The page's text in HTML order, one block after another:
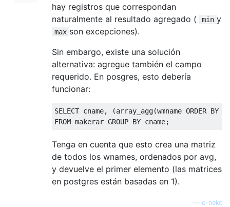
hay registros que correspondan
naturalmente al resultado agregado (
min y
max son excepciones).
Sin embargo, existe una solución
alternativa: agregue también el campo
requerido. En posgres, esto debería
funcionar:
SELECT cname, (array_agg(wmname ORDER BY
FROM makerar GROUP BY cname;
Tenga en cuenta que esto crea una matriz
de todos los wnames, ordenados por avg,
y devuelve el primer elemento (las matrices
en postgres están basadas en 1).
e-neko